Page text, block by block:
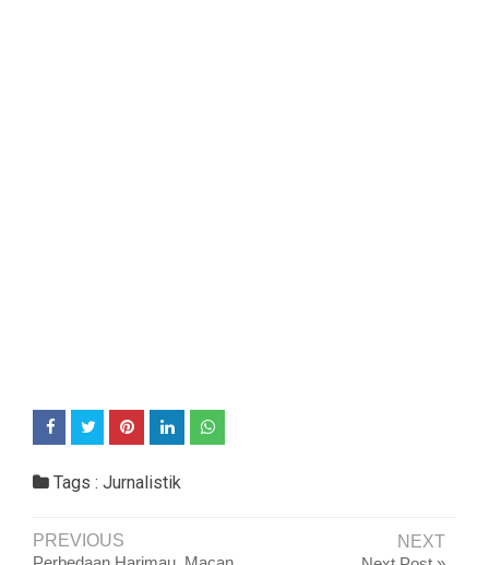
Tags : Jurnalistik
PREVIOUS
NEXT